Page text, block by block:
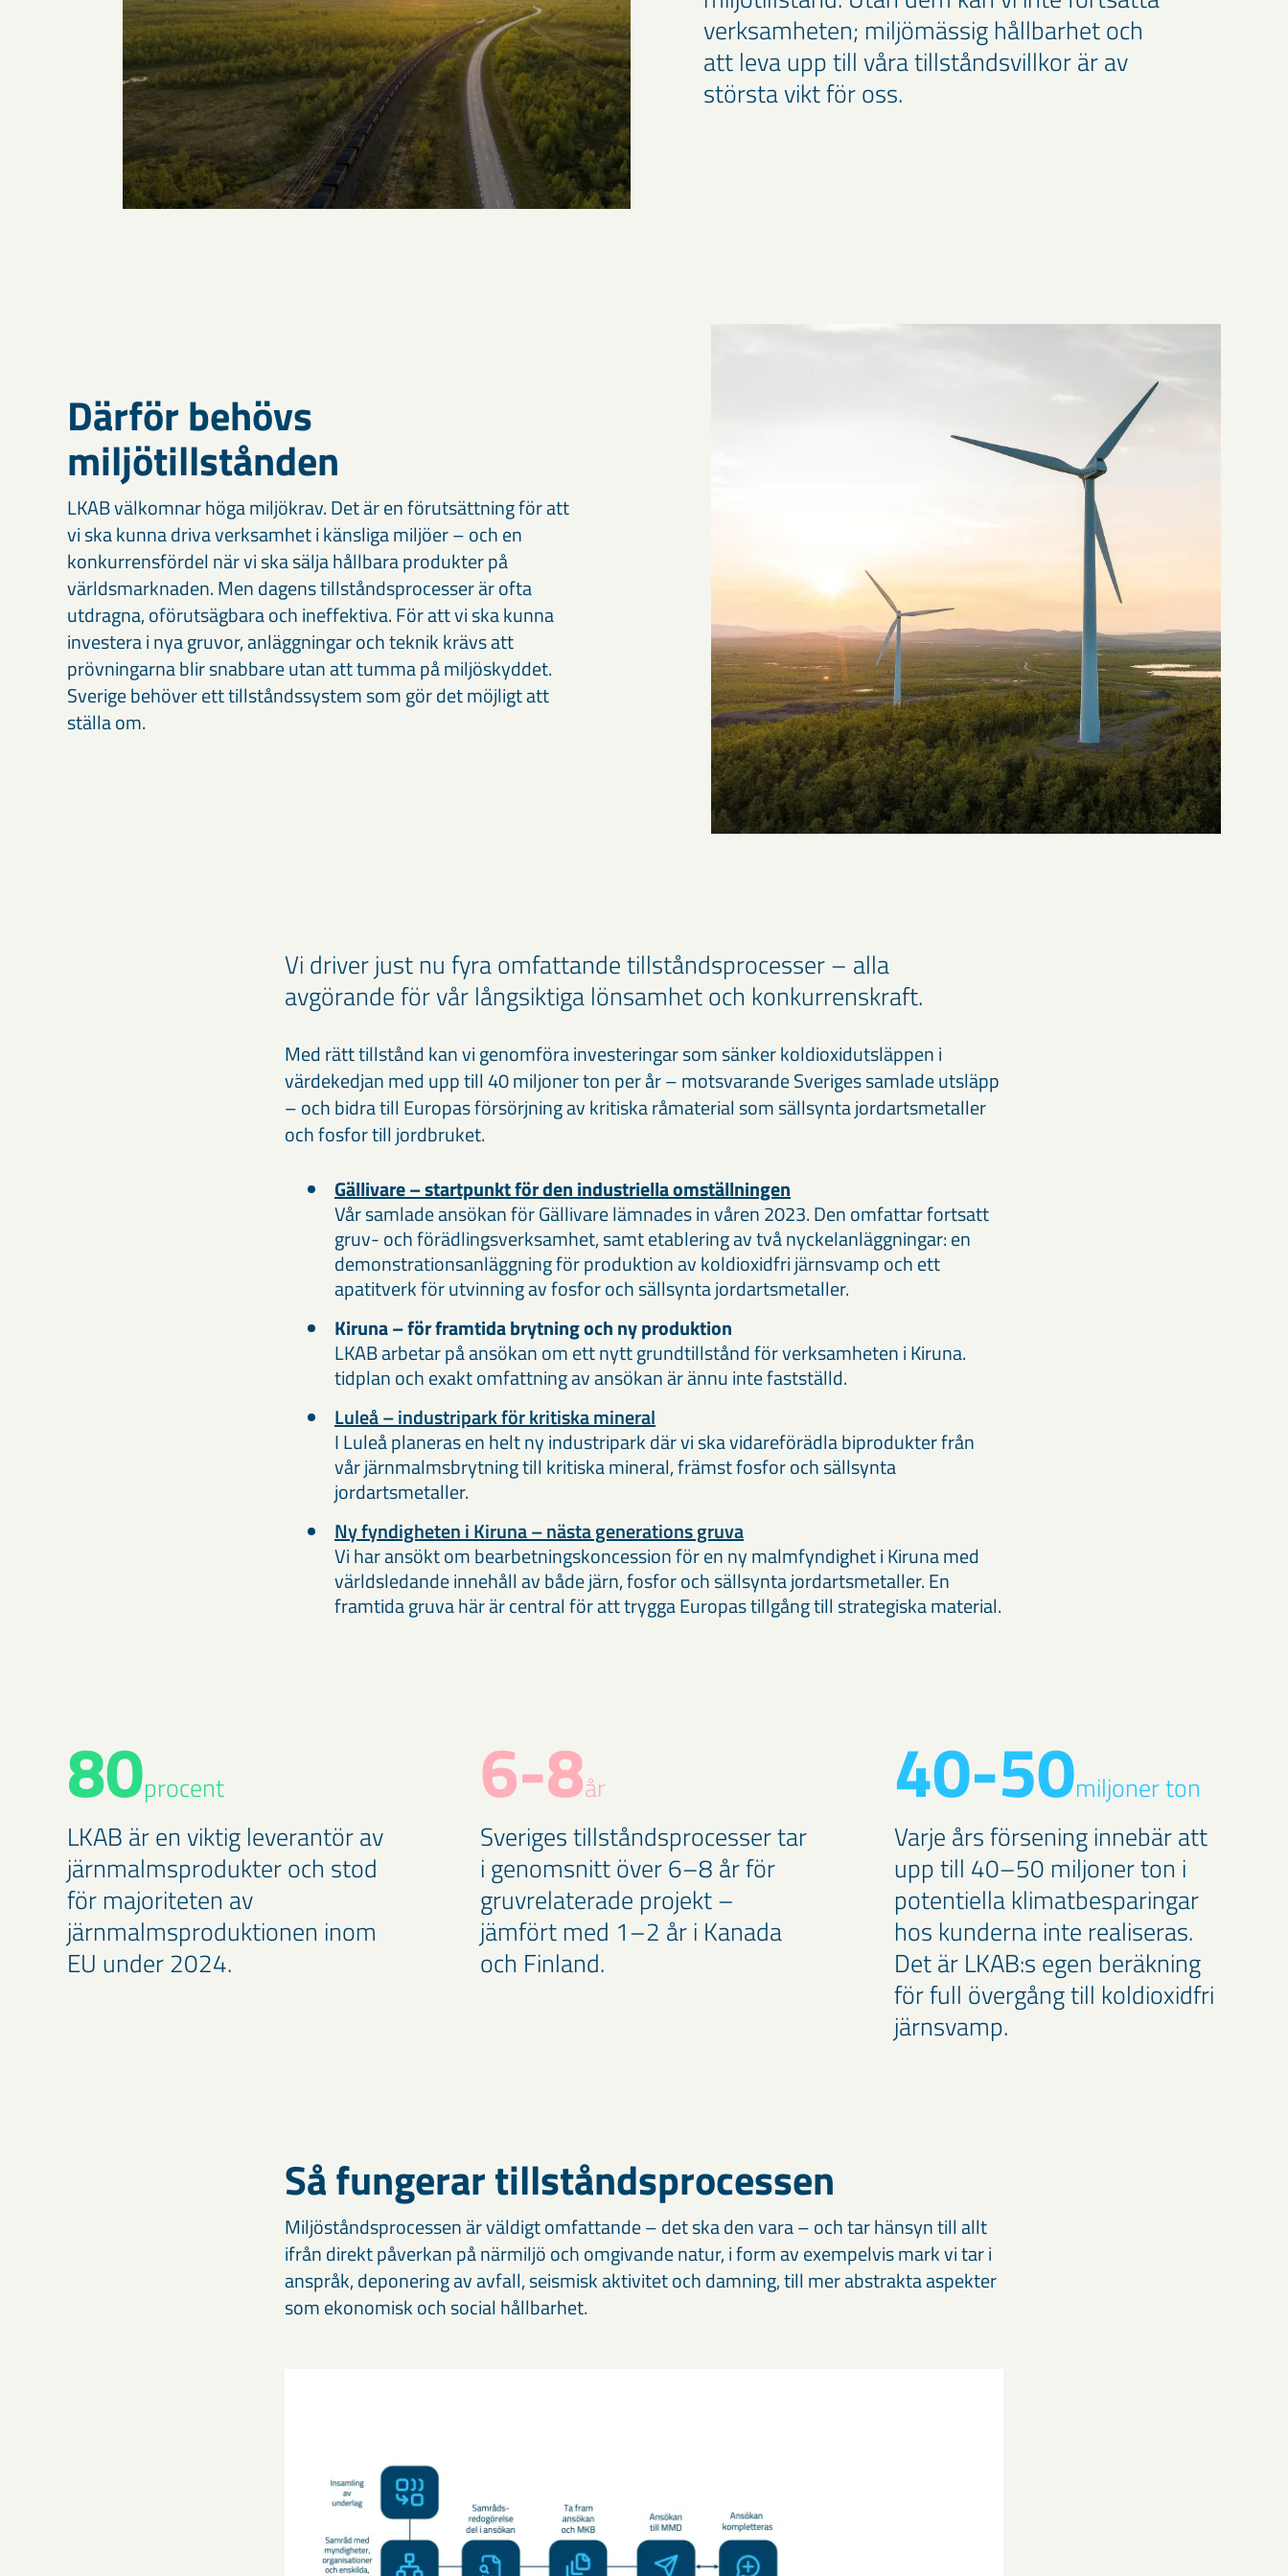
verksamheten; miljömässig hållbarhet och
att leva upp till våra tillståndsvillkor är av
största vikt för oss.
Därför behövs
miljötillstånden
LKAB välkomnar höga miljökrav. Det är en förutsättning för att
vi ska kunna driva verksamhet i känsliga miljöer – och en
konkurrensfördel när vi ska sälja hållbara produkter på
världsmarknaden. Men dagens tillståndsprocesser är ofta
utdragna, oförutsägbara och ineffektiva. För att vi ska kunna
investera i nya gruvor, anläggningar och teknik krävs att
prövningarna blir snabbare utan att tumma på miljöskyddet.
Sverige behöver ett tillståndssystem som gör det möjligt att
ställa om.
Vi driver just nu fyra omfattande tillståndsprocesser – alla
avgörande för vår långsiktiga lönsamhet och konkurrenskraft.
Med rätt tillstånd kan vi genomföra investeringar som sänker koldioxidutsläppen i
värdekedjan med upp till 40 miljoner ton per år – motsvarande Sveriges samlade utsläpp
– och bidra till Europas försörjning av kritiska råmaterial som sällsynta jordartsmetaller
och fosfor till jordbruket.
Gällivare – startpunkt för den industriella omställningen
Vår samlade ansökan för Gällivare lämnades in våren 2023. Den omfattar fortsatt
gruv- och förädlingsverksamhet, samt etablering av två nyckelanläggningar: en
demonstrationsanläggning för produktion av koldioxidfri järnsvamp och ett
apatitverk för utvinning av fosfor och sällsynta jordartsmetaller.
Kiruna – för framtida brytning och ny produktion
LKAB arbetar på ansökan om ett nytt grundtillstånd för verksamheten i Kiruna.
tidplan och exakt omfattning av ansökan är ännu inte fastställd.
Luleå – industripark för kritiska mineral
I Luleå planeras en helt ny industripark där vi ska vidareförädla biprodukter från
vår järnmalmsbrytning till kritiska mineral, främst fosfor och sällsynta
jordartsmetaller.
Ny fyndigheten i Kiruna – nästa generations gruva
Vi har ansökt om bearbetningskoncession för en ny malmfyndighet i Kiruna med
världsledande innehåll av både järn, fosfor och sällsynta jordartsmetaller. En
framtida gruva här är central för att trygga Europas tillgång till strategiska material.
80procent
LKAB är en viktig leverantör av
järnmalmsprodukter och stod
för majoriteten av
järnmalmsproduktionen inom
EU under 2024.
6-8år
Sveriges tillståndsprocesser tar
i genomsnitt över 6–8 år för
gruvrelaterade projekt –
jämfört med 1–2 år i Kanada
och Finland.
40-50miljoner ton
Varje års försening innebär att
upp till 40–50 miljoner ton i
potentiella klimatbesparingar
hos kunderna inte realiseras.
Det är LKAB:s egen beräkning
för full övergång till koldioxidfri
järnsvamp.
Så fungerar tillståndsprocessen
Miljöståndsprocessen är väldigt omfattande – det ska den vara – och tar hänsyn till allt
ifrån direkt påverkan på närmiljö och omgivande natur, i form av exempelvis mark vi tar i
anspråk, deponering av avfall, seismisk aktivitet och damning, till mer abstrakta aspekter
som ekonomisk och social hållbarhet.